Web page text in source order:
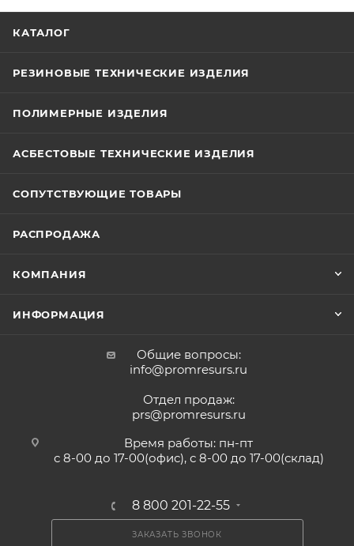
КАТАЛОГ
РЕЗИНОВЫЕ ТЕХНИЧЕСКИЕ ИЗДЕЛИЯ
ПОЛИМЕРНЫЕ ИЗДЕЛИЯ
АСБЕСТОВЫЕ ТЕХНИЧЕСКИЕ ИЗДЕЛИЯ
СОПУТСТВУЮЩИЕ ТОВАРЫ
РАСПРОДАЖА
КОМПАНИЯ
ИНФОРМАЦИЯ
Общие вопросы:
info@promresurs.ru
Отдел продаж:
prs@promresurs.ru
Время работы: пн-пт
с 8-00 до 17-00(офис), с 8-00 до 17-00(склад)
8 800 201-22-55
ЗАКАЗАТЬ ЗВОНОК